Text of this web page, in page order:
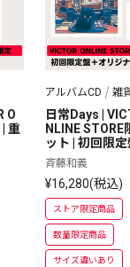
O
| 重
アルバムCD 雑
日常Days |
NLINE STORE
ット | 初回限
ライブ
an Never Die
カバリーTシ
サイズ）
斉藤和義
¥16,280(税込)
ストア限定商品
数量限定商品
サイズ違いあり